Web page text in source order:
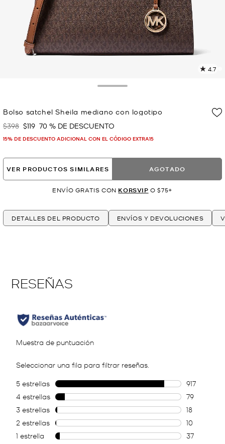
4.7
Bolso satchel Sheila mediano con logotipo
Era
$398 Ahora
$119 70 % DE DESCUENTO
15% DE DESCUENTO ADICIONAL CON EL CÓDIGO EXTRA15
VER PRODUCTOS SIMILARES AGOTADO
ENVÍO GRATIS CON KORSVIP O $75+
DETALLES DEL PRODUCTO ENVÍOS Y DEVOLUCIONES